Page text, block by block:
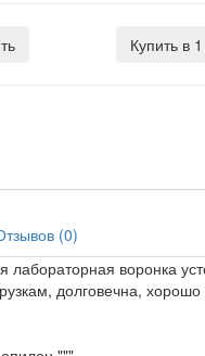
Купить в
(0)
лабораторная воронка
долговечна,